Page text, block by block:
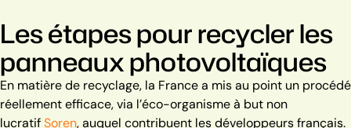
Les étapes pour recycler les
panneaux photovoltaïques
En matière de recyclage, la France a mis au point un procédé
réellement efficace, via l’éco-organisme à but non
lucratifSoren, auquel contribuent les développeurs français.